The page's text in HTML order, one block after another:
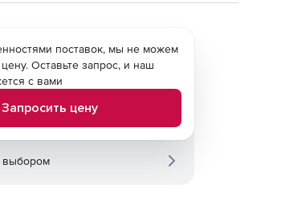
поставок, мы не можем
Оставьте запрос, и наш
с вами
Запросить цену